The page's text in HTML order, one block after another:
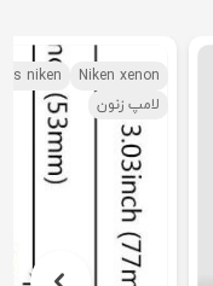
Niken xenon
niken
لامپ زنون